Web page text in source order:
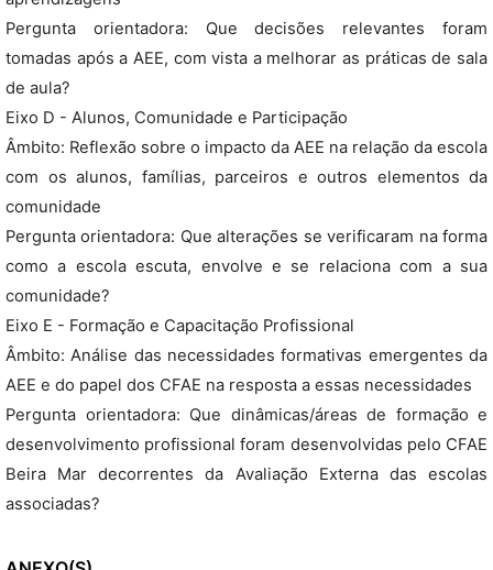
Pergunta orientadora: Que decisões relevantes foram
tomadas após a AEE, com vista a melhorar as práticas de sala
de aula?
Eixo D - Alunos, Comunidade e Participação
Âmbito: Reflexão sobre o impacto da AEE na relação da escola
com os alunos, famílias, parceiros e outros elementos da
comunidade
Pergunta orientadora: Que alterações se verificaram na forma
como a escola escuta, envolve e se relaciona com a sua
comunidade?
Eixo E - Formação e Capacitação Profissional
Âmbito: Análise das necessidades formativas emergentes da
AEE e do papel dos CFAE na resposta a essas necessidades
Pergunta orientadora: Que dinâmicas/áreas de formação e
desenvolvimento profissional foram desenvolvidas pelo CFAE
Beira Mar decorrentes da Avaliação Externa das escolas
associadas?